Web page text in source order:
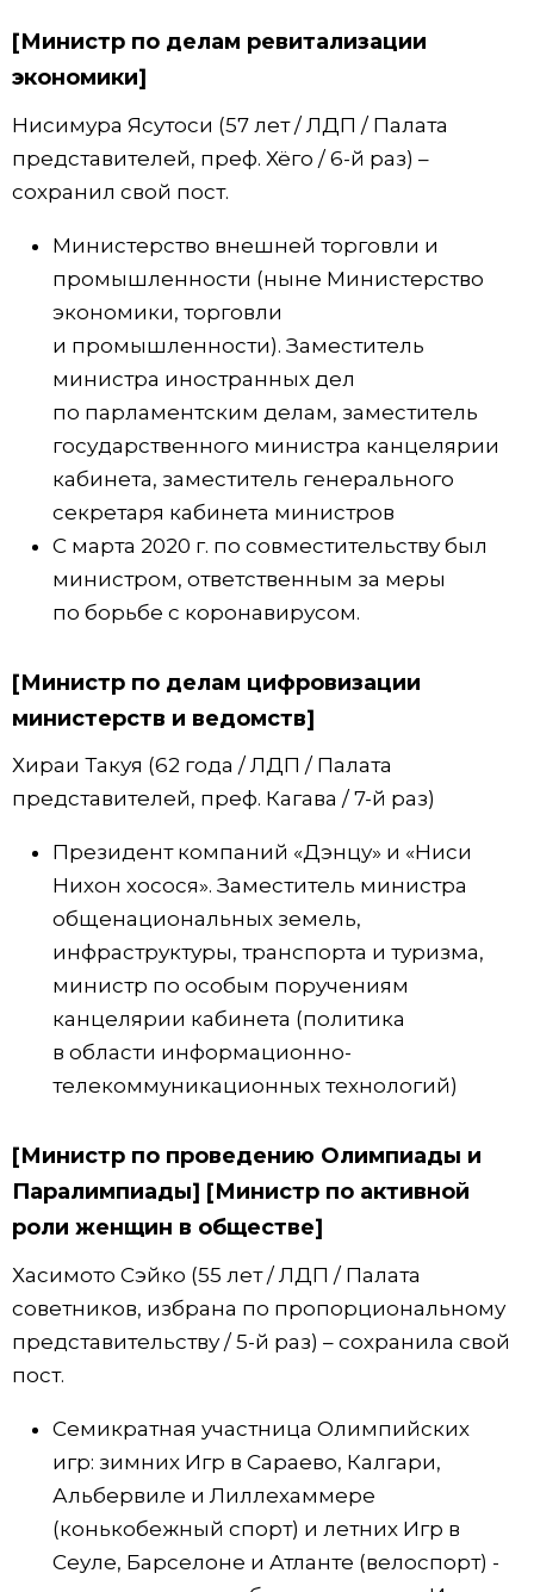
[Министр по делам ревитализации
экономики]
Нисимура Ясутоси (57 лет / ЛДП / Палата
представителей, преф. Хёго / 6-й раз) –
сохранил свой пост.
Министерство внешней торговли и
промышленности (ныне Министерство
экономики, торговли
и промышленности). Заместитель
министра иностранных дел
по парламентским делам, заместитель
государственного министра канцелярии
кабинета, заместитель генерального
секретаря кабинета министров
С марта 2020 г. по совместительству был
министром, ответственным за меры
по борьбе с коронавирусом.
[Министр по делам цифровизации
министерств и ведомств]
Хираи Такуя (62 года / ЛДП / Палата
представителей, преф. Кагава / 7-й раз)
Президент компаний «Дэнцу» и «Ниси
Нихон хосося». Заместитель министра
общенациональных земель,
инфраструктуры, транспорта и туризма,
министр по особым поручениям
канцелярии кабинета (политика
в области информационно-
телекоммуникационных технологий)
[Министр по проведению Олимпиады и
Паралимпиады] [Министр по активной
роли женщин в обществе]
Хасимото Сэйко (55 лет / ЛДП / Палата
советников, избрана по пропорциональному
представительству / 5-й раз) – сохранила свой
пост.
Семикратная участница Олимпийских
игр: зимних Игр в Сараево, Калгари,
Альбервиле и Лиллехаммере
(конькобежный спорт) и летних Игр в
Сеуле, Барселоне и Атланте (велоспорт) -